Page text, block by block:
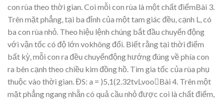
con rùa theo thời gian.Coi mỗi con rùa là một chất điểmBài 3.
Trên mặtphẳng,tại ba đỉnh của mộttam giác đều,cạnh L, có
ba con rùa nhỏ. Theo hiệu lệnh chúng bắtđầu chuyển động
với vận tốc có độ lớn vokhôngđổi. Biếtrằngtại thời điểm
bất kỳ,mỗi con ra đều chuyểnđộng hướng đúng về phía con
ra bên cạnh theo chiều kim đồng hồ. Tìm gia tốc của rùa phụ
thuộc vào thời gian.ĐS: a = )5,1(2.32tvLvooBài 4. Trên một
mặtphẳngngangnhẵn có quả cầu nhỏđược coi là chấtđiểm,